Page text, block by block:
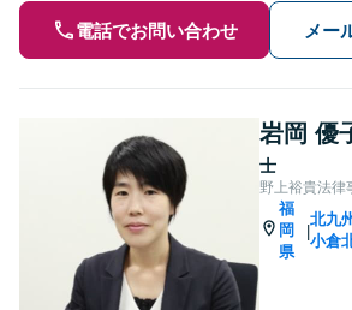
電話でお問い合わせ メー
岩岡 優
士
野上裕貴法律
福
岡
県
|
北九
小倉